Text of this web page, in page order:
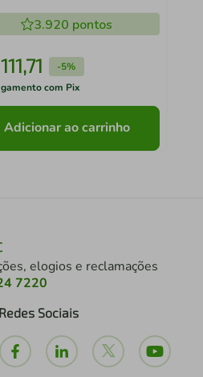
3.920 pontos
111,71 -5%
com Pix
Adicionar ao carrinho
elogios e reclamações
7220
Sociais